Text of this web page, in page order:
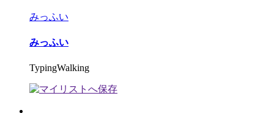
みっふい
みっふい
TypingWalking